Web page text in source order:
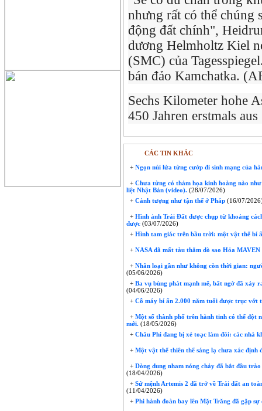
nhưng rất có thể chúng
động đất chính",
dương Helmholtz Kiel
(SMC) của
bán đảo Kamchatka.
Sechs Kilometer hohe
450 Jahren erstmals aus
CÁC TIN KHÁC
+ Ngọn núi lửa từng cướp đi sinh mạng của
+ Chưa từng có thảm họa kinh hoàng nào
liệt Nhật Bản (video). (28/07/2026)
+ Cảnh tượng như tận thế ở Pháp (16/07/
+ Hình ảnh Trái Đất được chụp từ khoảng
được (03/07/2026)
+ Hình tam giác trên bầu trời: một vật thể bí
+ NASA đã mất tàu thăm dò sao Hỏa
+ Nhân loại gần như không còn thời gian:
(05/06/2026)
+ Ba vụ bùng phát mạnh mẽ, bất ngờ đã xảy
(04/06/2026)
+ Cỗ máy bí ẩn 2.000 năm tuổi được trục vớt
+ Một số thành phố trên hành tinh có thể đột
mới. (18/05/2026)
+ Châu Phi đang bị xé toạc làm đôi: các nhà
+ Một vật thể thiên thể sáng lạ chưa xác định
+ Dòng dung nham nóng chảy đã bắt đầu
(18/04/2026)
+ Sứ mệnh Artemis 2 đã trở về Trái đất an
(11/04/2026)
+ Phi hành đoàn bay lên Mặt Trăng đã gặp